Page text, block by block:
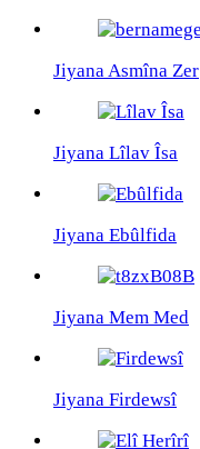
Jiyana Asmîna Zer
Jiyana Lîlav Îsa
Jiyana Ebûlfida
Jiyana Mem Med
Jiyana Firdewsî